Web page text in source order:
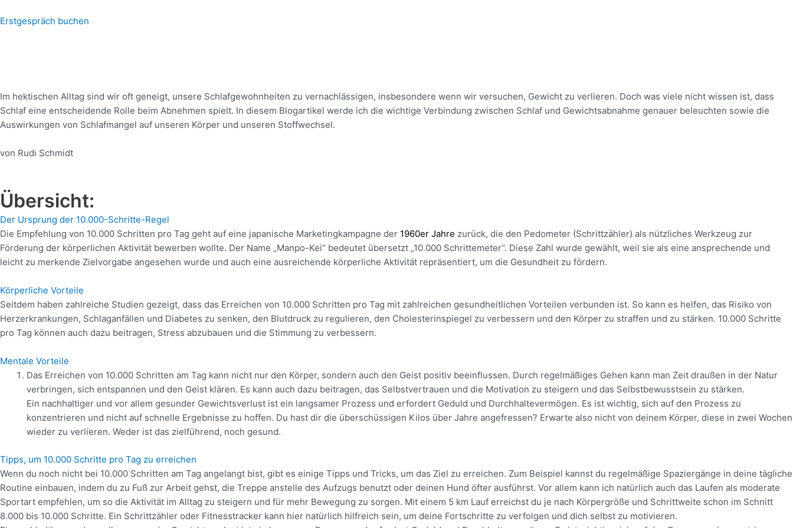
Inhalt
Erstgespräch buchen
Im hektischen Alltag sind wir oft geneigt, unsere Schlafgewohnheiten zu vernachlässigen, insbesondere wenn wir versuchen, Gewicht zu verlieren. Doch was viele nicht wissen ist, dass
Schlaf eine entscheidende Rolle beim Abnehmen spielt. In diesem Blogartikel werde ich die wichtige Verbindung zwischen Schlaf und Gewichtsabnahme genauer beleuchten sowie die
Auswirkungen von Schlafmangel auf unseren Körper und unseren Stoffwechsel.
von Rudi Schmidt
Übersicht:
Der Ursprung der 10.000-Schritte-Regel​
Die Empfehlung von 10.000 Schritten pro Tag geht auf eine japanische Marketingkampagne der 1960er Jahre zurück, die den Pedometer (Schrittzähler) als nützliches Werkzeug zur
Förderung der körperlichen Aktivität bewerben wollte. Der Name „Manpo-Kei“ bedeutet übersetzt „10.000 Schrittemeter“. Diese Zahl wurde gewählt, weil sie als eine ansprechende und
leicht zu merkende Zielvorgabe angesehen wurde und auch eine ausreichende körperliche Aktivität repräsentiert, um die Gesundheit zu fördern.
Körperliche Vorteile​
Seitdem haben zahlreiche Studien gezeigt, dass das Erreichen von 10.000 Schritten pro Tag mit zahlreichen gesundheitlichen Vorteilen verbunden ist. So kann es helfen, das Risiko von
Herzerkrankungen, Schlaganfällen und Diabetes zu senken, den Blutdruck zu regulieren, den Cholesterinspiegel zu verbessern und den Körper zu straffen und zu stärken. 10.000 Schritte
pro Tag können auch dazu beitragen, Stress abzubauen und die Stimmung zu verbessern.
Mentale Vorteile​
Das Erreichen von 10.000 Schritten am Tag kann nicht nur den Körper, sondern auch den Geist positiv beeinflussen. Durch regelmäßiges Gehen kann man Zeit draußen in der Natur
verbringen, sich entspannen und den Geist klären. Es kann auch dazu beitragen, das Selbstvertrauen und die Motivation zu steigern und das Selbstbewusstsein zu stärken.
Ein nachhaltiger und vor allem gesunder Gewichtsverlust ist ein langsamer Prozess und erfordert Geduld und Durchhaltevermögen. Es ist wichtig, sich auf den Prozess zu
konzentrieren und nicht auf schnelle Ergebnisse zu hoffen. Du hast dir die überschüssigen Kilos über Jahre angefressen? Erwarte also nicht von deinem Körper, diese in zwei Wochen
wieder zu verlieren. Weder ist das zielführend, noch gesund.
Tipps, um 10.000 Schritte pro Tag zu erreichen
Wenn du noch nicht bei 10.000 Schritten am Tag angelangt bist, gibt es einige Tipps und Tricks, um das Ziel zu erreichen. Zum Beispiel kannst du regelmäßige Spaziergänge in deine tägliche
Routine einbauen, indem du zu Fuß zur Arbeit gehst, die Treppe anstelle des Aufzugs benutzt oder deinen Hund öfter ausführst. Vor allem kann ich natürlich auch das Laufen als moderate
Sportart empfehlen, um so die Aktivität im Alltag zu steigern und für mehr Bewegung zu sorgen. Mit einem 5 km Lauf erreichst du je nach Körpergröße und Schrittweite schon im Schnitt
8.000 bis 10.000 Schritte. Ein Schrittzähler oder Fitnesstracker kann hier natürlich hilfreich sein, um deine Fortschritte zu verfolgen und dich selbst zu motivieren.